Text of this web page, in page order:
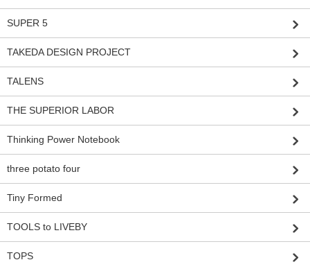
SUPER 5
TAKEDA DESIGN PROJECT
TALENS
THE SUPERIOR LABOR
Thinking Power Notebook
three potato four
Tiny Formed
TOOLS to LIVEBY
TOPS